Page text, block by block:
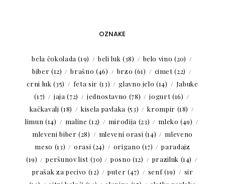
OZNAKE
bela čokolada (19) beli luk (38) belo vino (20)
biber (12) brašno (46) brzo (61) cimet(22)
crni luk (35) feta sir (13) glavno jelo (14)
Jabuke
(17)
jaja (72) jednostavno (78) jogurt(16)
kačkavalj (18) kisela pavlaka (53) krompir (18)
limun (14) maline (12) mirođija (23) mleko (49)
mleveni biber (28) mleveni orasi (14)
mleveno
meso (13) orasi (24) origano (17)
paradajz
(19)
peršunov list(30) posno (12) praziluk (14)
prašak za pecivo (12) puter (47) senf(19)
sir